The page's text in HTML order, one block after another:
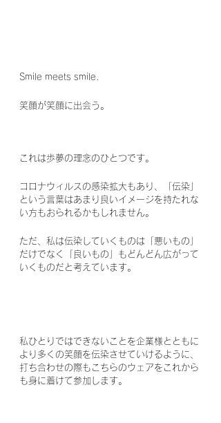
Smile meets smile.
笑顔が笑顔に出会う。
これは歩夢の理念のひとつです。
コロナウィルスの感染拡大もあり、「伝染」
という言葉はあまり良いイメージを持たれな
い方もおられるかもしれません。
ただ、私は伝染していくものは「悪いもの」
だけでなく「良いもの」もどんどん広がって
いくものだと考えています。
私ひとりではできないことを企業様とともに
より多くの笑顔を伝染させていけるように、
打ち合わせの際もこちらのウェアをこれから
も身に着けて参加します。